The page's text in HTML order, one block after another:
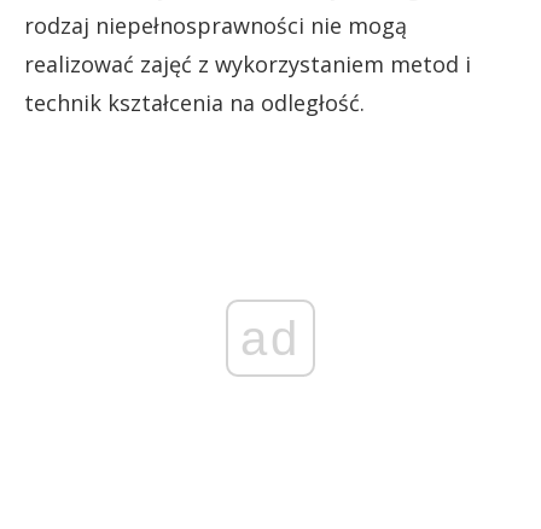
rodzaj niepełnosprawności nie mogą
realizować zajęć z wykorzystaniem metod i
technik kształcenia na odległość.
ad